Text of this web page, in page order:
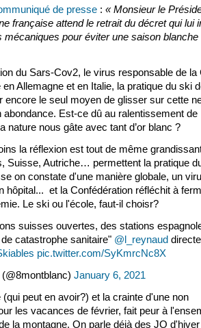
de presse : « Monsieur le
française attend le retrait du décret qui lui
mécaniques pour éviter une saison blanche
du Sars-Cov2, le virus responsable de la
Allemagne et en Italie, la pratique du ski
encore le seul moyen de glisser sur cette
Est-ce dû au ralentissement de
nature nous gâte avec tant d’or blanc ?
la réflexion est tout de même
Suisse, Autriche… permettent la pratique
on constate d'une manière globale, un
hôpital... et la Confédération réfléchit à
Le ski ou l'école, faut-il choisr?
suisses ouvertes, des stations
catastrophe sanitaire" @l_reynaud
pic.twitter.com/SyKmrcNc8X
January 6, 2021
peut en avoir?) et la crainte d'une non
les vacances de février, fait peur à
la montagne. On parle déjà des JO